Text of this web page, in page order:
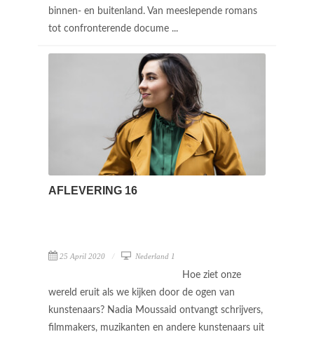
binnen- en buitenland. Van meeslepende romans
tot confronterende docume ...
AFLEVERING 16
25 April 2020 Nederland 1
Hoe ziet onze
wereld eruit als we kijken door de ogen van
kunstenaars? Nadia Moussaid ontvangt schrijvers,
filmmakers, muzikanten en andere kunstenaars uit